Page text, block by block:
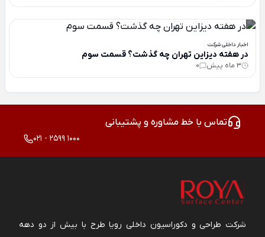
اخبار داخلی شرکت
در هفته دیزاین تهران چه گذشت؟ قسمت سوم
3 ماه پیش 0
تماس با خط مشاوره و پشتیبانی
021 - 2599 1000
شرکت طراحی و دکوراسیون داخلی رویا طرح با بیش از دو دهه